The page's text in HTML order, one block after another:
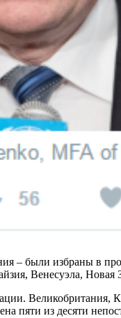
– были избраны в
Венесуэла, Новая
пяти из десяти